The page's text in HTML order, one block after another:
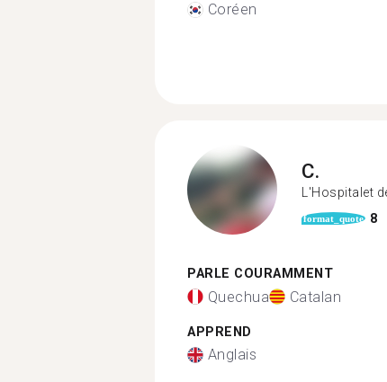
Coréen
C.
L'Hospitalet
format_quote 8
PARLE COURAMMENT
Quechua Catalan
APPREND
Anglais